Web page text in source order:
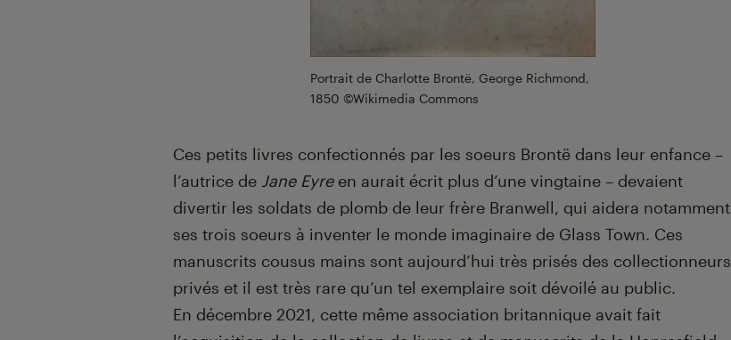
Portrait de Charlotte Brontë, George Richmond,
1850 ©Wikimedia Commons
Ces petits livres confectionnés par les soeurs Brontë dans leur enfance –
l’autrice de Jane Eyre en aurait écrit plus d’une vingtaine – devaient
divertir les soldats de plomb de leur frère Branwell, qui aidera notamment
ses trois soeurs à inventer le monde imaginaire de Glass Town. Ces
manuscrits cousus mains sont aujourd’hui très prisés des collectionneurs
privés et il est très rare qu’un tel exemplaire soit dévoilé au public.
En décembre 2021, cette même association britannique avait fait